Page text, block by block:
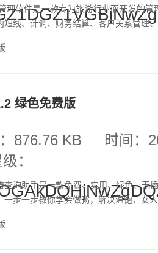
理软件是一款专为旅游行业而开发的
短线、计调、财务结算、客户关系管理
绿色免费版
876.76 KB
时间：
：
查询助手是一款免费、实用、绿色、无
一步一步教你学会做粥，解决温饱，女